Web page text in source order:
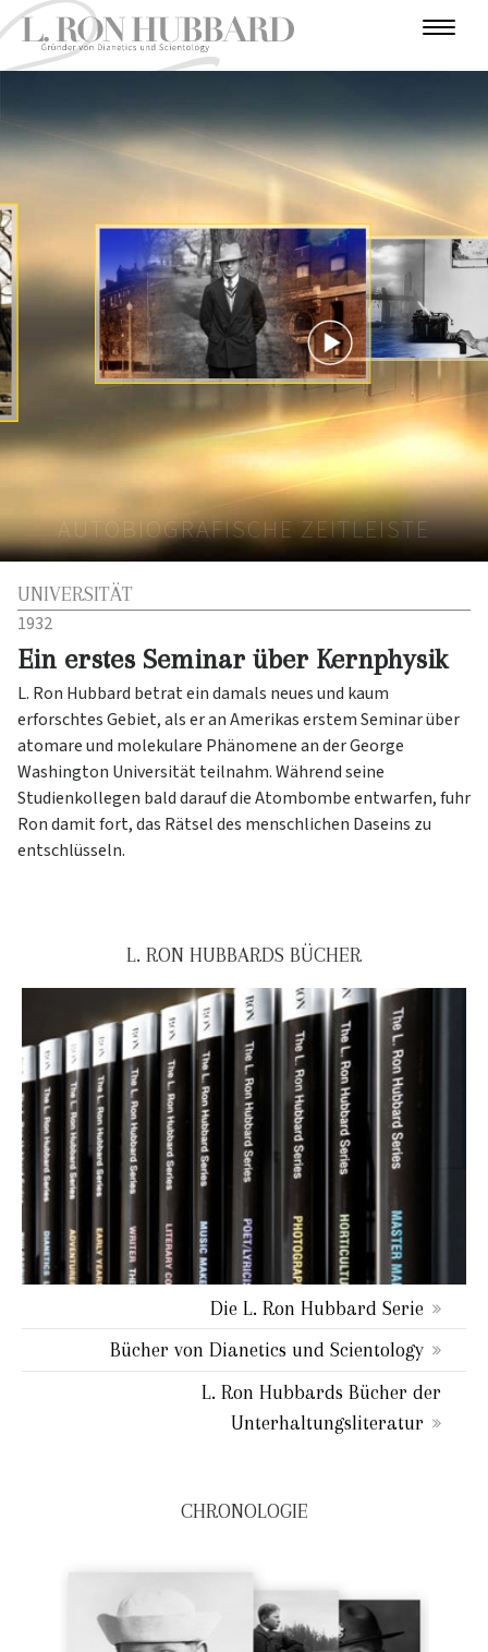
VIDEO
E
N
F
Ü
H
R
U
N
G
I
L
A
N
T
H
R
O
K
R
I
E
G
S
J
A
H
R
E
A
U
T
O
R
U
N
I
V
R
S
A
B
E
N
T
E
U
R
E
R
F
E
R
N
T
F
R
Ü
E
J
H
R
E
AUTOBIOGRAFISCHE ZEITLEISTE
UNIVERSITÄT
1932
Ein erstes Seminar über Kernphysik
L. Ron Hubbard betrat ein damals neues und kaum
erforschtes Gebiet, als er an Amerikas erstem Seminar über
atomare und molekulare Phänomene an der George
Washington Universität teilnahm. Während seine
Studienkollegen bald darauf die Atombombe entwarfen, fuhr
Ron damit fort, das Rätsel des menschlichen Daseins zu
entschlüsseln.
L. RON HUBBARDS BÜCHER
Die L. Ron Hubbard Serie
Bücher von Dianetics und Scientology
L. Ron Hubbards Bücher der
Unterhaltungsliteratur
CHRONOLOGIE